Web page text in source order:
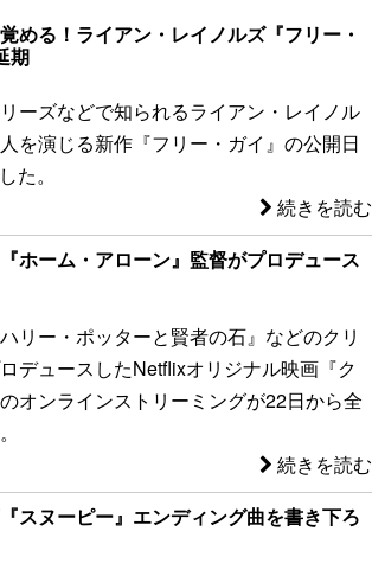
める！ライアン・レイノルズ『フリー・
期
ーズなどで知られるライアン・レイノル
を演じる新作『フリー・ガイ』の公開日
た。
続きを読む
ホーム・アローン』監督がプロデュース
リー・ポッターと賢者の石』などのクリ
デュースしたNetflixオリジナル映画『ク
オンラインストリーミングが22日から全
続きを読む
スヌーピー』エンディング曲を書き下ろ